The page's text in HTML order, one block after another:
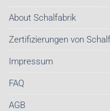
About Schalfabrik
Zertifizierungen von
Impressum
FAQ
AGB